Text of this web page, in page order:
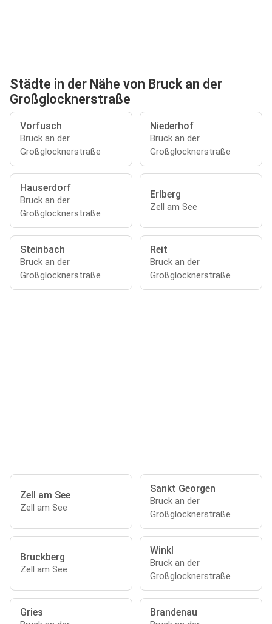
Städte in der Nähe von Bruck an der
Großglocknerstraße
Vorfusch
Bruck an der
Großglocknerstraße
Niederhof
Bruck an der
Großglocknerstraße
Hauserdorf
Bruck an der
Großglocknerstraße
Erlberg
Zell am See
Steinbach
Bruck an der
Großglocknerstraße
Reit
Bruck an der
Großglocknerstraße
Zell am See
Zell am See
Sankt Georgen
Bruck an der
Großglocknerstraße
Bruckberg
Zell am See
Winkl
Bruck an der
Großglocknerstraße
Gries Brandenau